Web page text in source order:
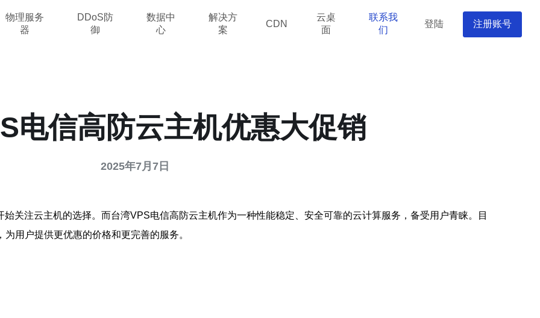
物理服务
器
DDoS防
御
数据中
心
解决方
案
CDN
云桌
面
联系我
们
登陆 注册账号
电信高防云主机优惠大促销
2025年7月7日
关注云主机的选择。而台湾VPS电信高防云主机作为一种性能稳定、安全可靠的云计算服务，备受用户青睐。目
用户提供更优惠的价格和更完善的服务。